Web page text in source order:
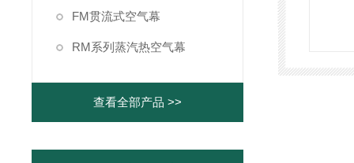
FM贯流式空气幕
RM系列蒸汽热空气幕
查看全部产品 >>